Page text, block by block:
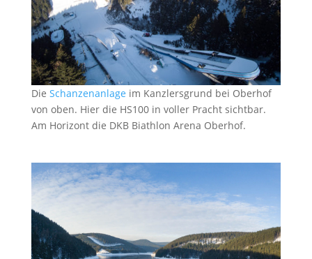
Die Schanzenanlage im Kanzlersgrund bei Oberhof
von oben. Hier die HS100 in voller Pracht sichtbar.
Am Horizont die DKB Biathlon Arena Oberhof.